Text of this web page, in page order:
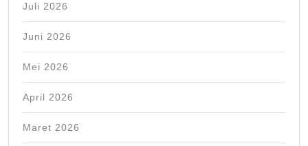
Juli 2026
Juni 2026
Mei 2026
April 2026
Maret 2026